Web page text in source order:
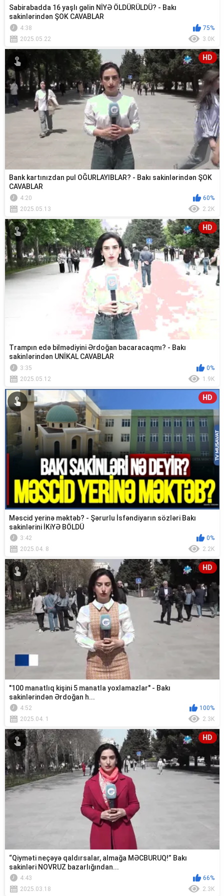
Sabirabadda 16 yaşlı gəlin NİYƏ ÖLDÜRÜLDÜ? - Bakı
sakinlərindən ŞOK CAVABLAR
4:38
75%
2025.05.22
3.0K
HD
Bank kartınızdan pul OĞURLAYIBLAR? - Bakı sakinlərindən ŞOK
CAVABLAR
4:20
60%
2025.05.13
2.2K
HD
Trampın edə bilmədiyini Ərdoğan bacaracaqmı? - Bakı
sakinlərindən UNİKAL CAVABLAR
3:35
0%
2025.05.12
1.9K
HD
Məscid yerinə məktəb? - Şərurlu İsfəndiyarın sözləri Bakı
sakinlərini İKiYƏ BÖLDÜ
3:42
0%
2025.04. 8
2.2K
HD
"100 manatlıq kişini 5 manatla yoxlamazlar" - Bakı
sakinlərindən Ərdoğan h...
4:52
100%
2025.04. 1
2.3K
HD
“Qiyməti neçəyə qaldırsalar, almağa MƏCBURUQ!” Bakı
sakinləri NOVRUZ bazarlığından...
4:43
66%
2025.03.18
2.3K